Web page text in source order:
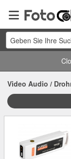
Geben Sie Ihre
Video Audio /